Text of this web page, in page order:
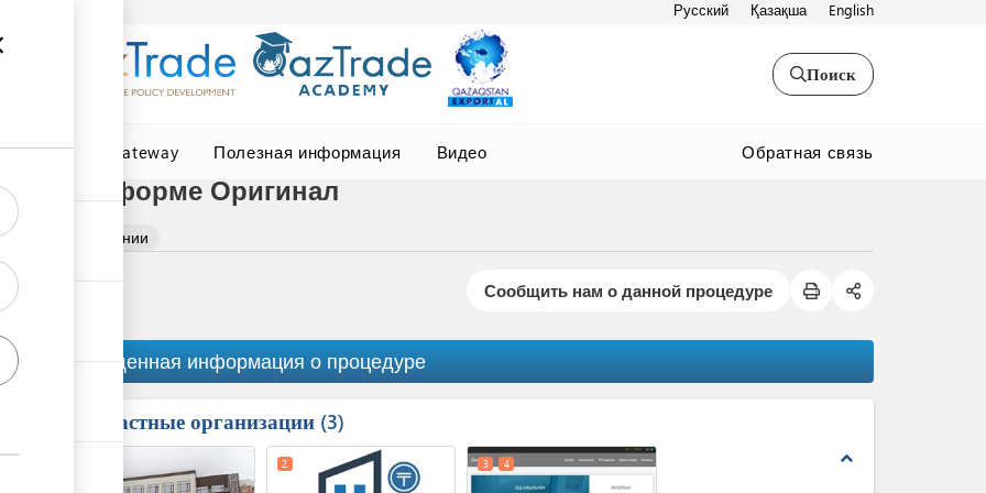
Русский Қазақша English
Поиск
Central Asia Gateway Полезная информация Видео Обратная связь
по форме Оригинал
о происхождении
Сообщить нам о данной процедуре
Обобщенная информация о процедуре
Причастные организации 3
expand_less
2 3 4